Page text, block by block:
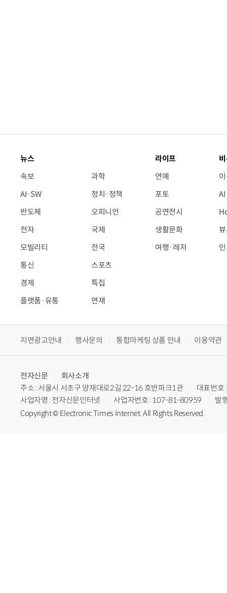
뉴스
속보
AI·SW
반도체
전자
모빌리티
통신
경제
플랫폼·유통
과학
정치·정책
오피니언
국제
전국
스포츠
특집
연재
라이프
연예
포토
공연전시
생활문화
여행·레저
지면광고안내 행사문의 통합마케팅 상품 안내 이용약관
전자신문
회사소개
주소 : 서울시 서초구 양재대로2길 22-16 호반파크1관
대표번
사업자명 : 전자신문인터넷
사업자번호 : 107-81-80959
발
Copyright © Electronic Times Internet. All Rights Reserved.